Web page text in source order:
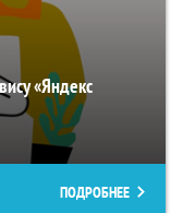
«Яндекс
ПОДРОБНЕЕ